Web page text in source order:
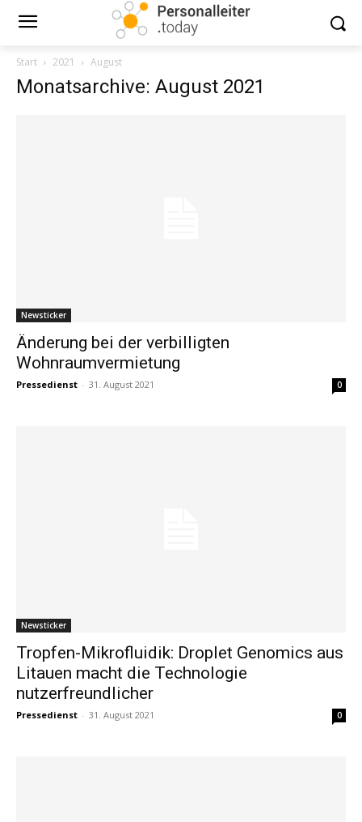
Start 2021 August
Monatsarchive: August 2021
Newsticker
Änderung bei der verbilligten
Wohnraumvermietung
Pressedienst - 31. August 2021 0
Newsticker
Tropfen-Mikrofluidik: Droplet Genomics aus
Litauen macht die Technologie
nutzerfreundlicher
Pressedienst - 31. August 2021 0